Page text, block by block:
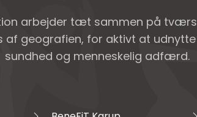
arbejder tæt sammen på
geografien, for aktivt at
sundhed og menneskelig adfærd.